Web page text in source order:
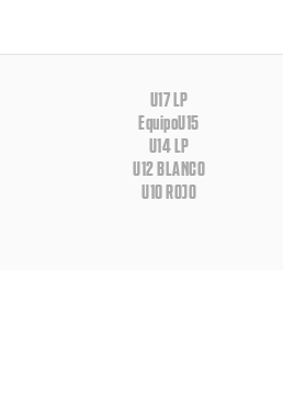
U17 LP
EquipoU15
U14 LP
U12 BLANCO
U10 ROJO